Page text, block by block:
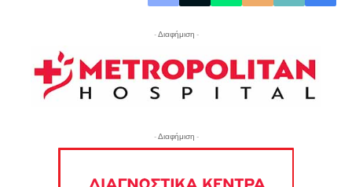
- Διαφήμιση -
- Διαφήμιση -